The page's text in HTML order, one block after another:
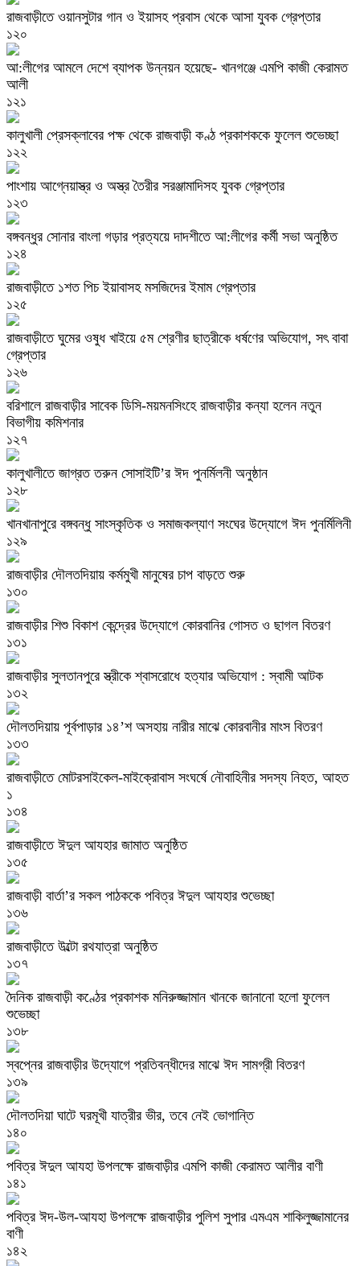
রাজবাড়ীতে ওয়ানসুটার গান ও ইয়াসহ প্রবাস থেকে আসা যুবক গ্রেপ্তার
১২০
আ:লীগের আমলে দেশে ব্যাপক উন্নয়ন হয়েছে- খানগঞ্জে এমপি কাজী কেরামত
আলী
১২১
কালুখালী প্রেসক্লাবের পক্ষ থেকে রাজবাড়ী কণ্ঠ প্রকাশককে ফুলেল শুভেচ্ছা
১২২
পাংশায় আগ্নেয়াস্ত্র ও অস্ত্র তৈরীর সরঞ্জামাদিসহ যুবক গ্রেপ্তার
১২৩
বঙ্গবন্ধুর সোনার বাংলা গড়ার প্রত্যয়ে দাদশীতে আ:লীগের কর্মী সভা অনুষ্ঠিত
১২৪
রাজবাড়ীতে ১শত পিচ ইয়াবাসহ মসজিদের ইমাম গ্রেপ্তার
১২৫
রাজবাড়ীতে ঘুমের ওষুধ খাইয়ে ৫ম শ্রেণীর ছাত্রীকে ধর্ষণের অভিযোগ, সৎ বাবা
গ্রেপ্তার
১২৬
বরিশালে রাজবাড়ীর সাবেক ডিসি-ময়মনসিংহে রাজবাড়ীর কন্যা হলেন নতুন
বিভাগীয় কমিশনার
১২৭
কালুখালীতে জাগ্রত তরুন সোসাইটি’র ঈদ পুনর্মিলনী অনুষ্ঠান
১২৮
খানখানাপুরে বঙ্গবন্ধু সাংস্কৃতিক ও সমাজকল্যাণ সংঘের উদ্যোগে ঈদ পুনর্মিলিনী
১২৯
রাজবাড়ীর দৌলতদিয়ায় কর্মমুখী মানুষের চাপ বাড়তে শুরু
১৩০
রাজবাড়ীর শিশু বিকাশ কেন্দ্রের উদ্যোগে কোরবানির গোসত ও ছাগল বিতরণ
১৩১
রাজবাড়ীর সুলতানপুরে স্ত্রীকে শ্বাসরোধে হত্যার অভিযোগ : স্বামী আটক
১৩২
দৌলতদিয়ায় পূর্বপাড়ার ১৪’শ অসহায় নারীর মাঝে কোরবানীর মাংস বিতরণ
১৩৩
রাজবাড়ীতে মোটরসাইকেল-মাইক্রোবাস সংঘর্ষে নৌবাহিনীর সদস্য নিহত, আহত
১
১৩৪
রাজবাড়ীতে ঈদুল আযহার জামাত অনুষ্ঠিত
১৩৫
রাজবাড়ী বার্তা’র সকল পাঠককে পবিত্র ঈদুল আযহার শুভেচ্ছা
১৩৬
রাজবাড়ীতে উল্টো রথযাত্রা অনুষ্ঠিত
১৩৭
দৈনিক রাজবাড়ী কণ্ঠের প্রকাশক মনিরুজ্জামান খানকে জানানো হলো ফুলেল
শুভেচ্ছা
১৩৮
স্বপ্নের রাজবাড়ীর উদ্যোগে প্রতিবন্ধীদের মাঝে ঈদ সামগ্রী বিতরণ
১৩৯
দৌলতদিয়া ঘাটে ঘরমূখী যাত্রীর ভীর, তবে নেই ভোগান্তি
১৪০
পবিত্র ঈদুল আযহা উপলক্ষে রাজবাড়ীর এমপি কাজী কেরামত আলীর বাণী
১৪১
পবিত্র ঈদ-উল-আযহা উপলক্ষে রাজবাড়ীর পুলিশ সুপার এমএম শাকিলুজ্জামানের
বাণী
১৪২